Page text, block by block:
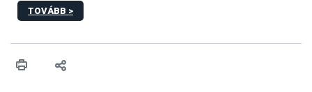
egészen a vesszőérettség (BBCH 91) stádiumáig
érésű szőlőkben is legyen lehetőség a károsító elleni további
felhasználók számára is elérhető és ökológiai termesztésben is
TOVÁBB >